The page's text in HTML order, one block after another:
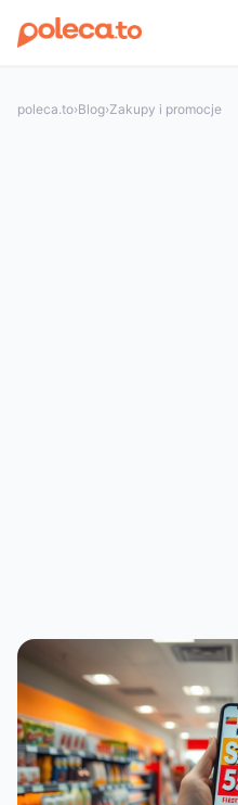
poleca.to›Blog›Zakupy i promocje